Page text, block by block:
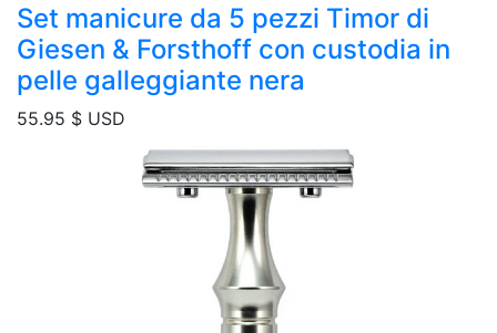
Set manicure da 5 pezzi Timor di
Giesen & Forsthoff con custodia in
pelle galleggiante nera
55.95 $ USD